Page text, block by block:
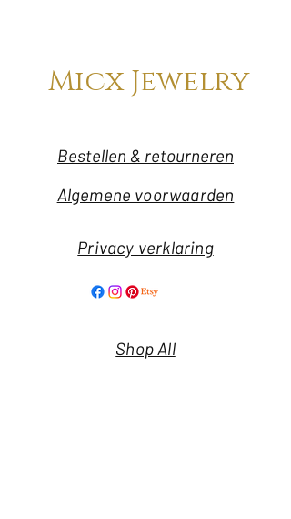
Micx Jewelry
Bestellen & retourneren
Algemene voorwaarden
Privacy verklaring
Shop All